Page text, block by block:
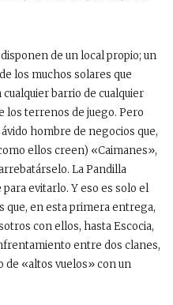
de un local propio; un
los muchos solares que
barrio de cualquier
los terrenos de juego. Pero
hombre de negocios que,
ellos creen) «Caimanes»,
La Pandilla
evitarlo. Y eso es solo el
que, en esta primera entrega,
con ellos, hasta Escocia,
entre dos clanes,
de «altos vuelos» con un